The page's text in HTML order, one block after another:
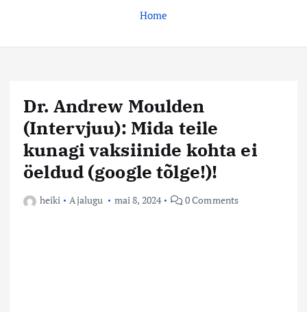
Home
Dr. Andrew Moulden
(Intervjuu): Mida teile
kunagi vaksiinide kohta ei
öeldud (google tõlge!)!
heiki Ajalugu mai 8, 2024 0 Comments